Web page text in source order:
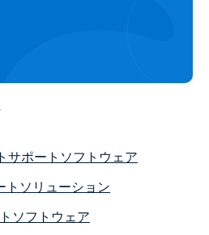
サポートソフトウェア
トソリューション
ソフトウェア